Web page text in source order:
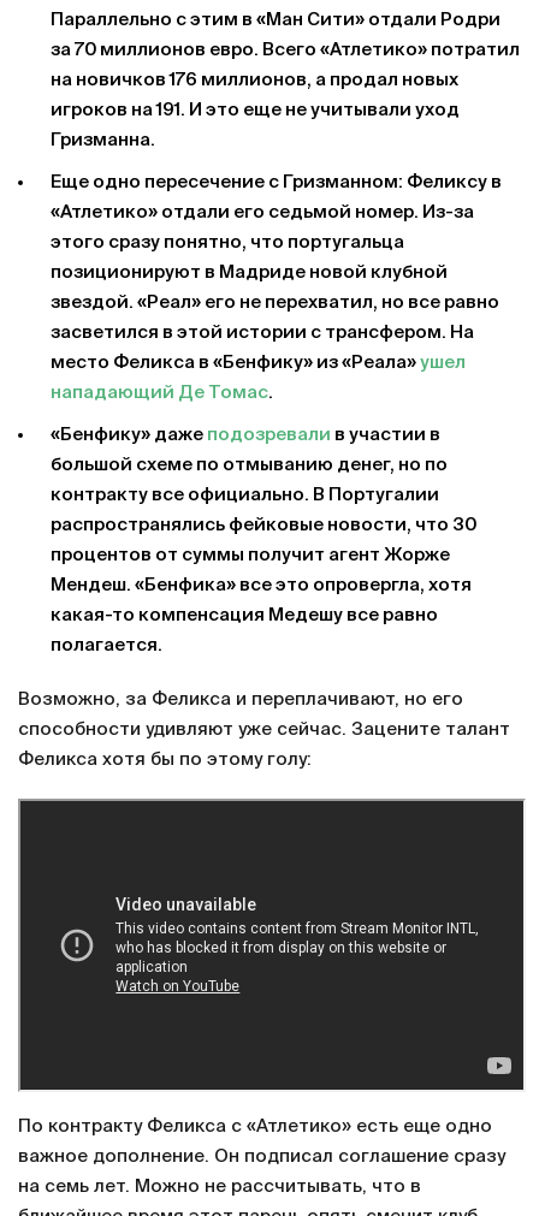
Параллельно с этим в «Ман Сити» отдали Родри
за 70 миллионов евро. Всего «Атлетико» потратил
на новичков 176 миллионов, а продал новых
игроков на 191. И это еще не учитывали уход
Гризманна.
Еще одно пересечение с Гризманном: Феликсу в
«Атлетико» отдали его седьмой номер. Из-за
этого сразу понятно, что португальца
позиционируют в Мадриде новой клубной
звездой. «Реал» его не перехватил, но все равно
засветился в этой истории с трансфером. На
место Феликса в «Бенфику» из «Реала» ушел
нападающий Де Томас.
«Бенфику» даже подозревали в участии в
большой схеме по отмыванию денег, но по
контракту все официально. В Португалии
распространялись фейковые новости, что 30
процентов от суммы получит агент Жорже
Мендеш. «Бенфика» все это опровергла, хотя
какая-то компенсация Медешу все равно
полагается.
Возможно, за Феликса и переплачивают, но его
способности удивляют уже сейчас. Зацените талант
Феликса хотя бы по этому голу:
По контракту Феликса с «Атлетико» есть еще одно
важное дополнение. Он подписал соглашение сразу
на семь лет. Можно не рассчитывать, что в